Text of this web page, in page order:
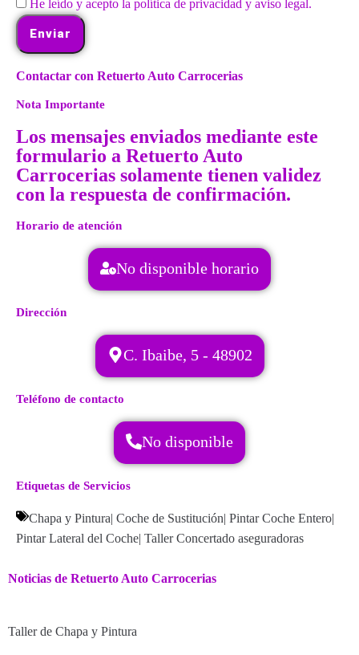
He leído y acepto la política de privacidad y aviso legal.
Enviar
Contactar con Retuerto Auto Carrocerias
Nota Importante
Los mensajes enviados mediante este
formulario a Retuerto Auto
Carrocerias solamente tienen validez
con la respuesta de confirmación.
Horario de atención
No disponible horario
Dirección
C. Ibaibe, 5 - 48902
Teléfono de contacto
No disponible
Etiquetas de Servicios
Chapa y Pintura| Coche de Sustitución| Pintar Coche Entero|
Pintar Lateral del Coche| Taller Concertado aseguradoras
Noticias de Retuerto Auto Carrocerias
Taller de Chapa y Pintura